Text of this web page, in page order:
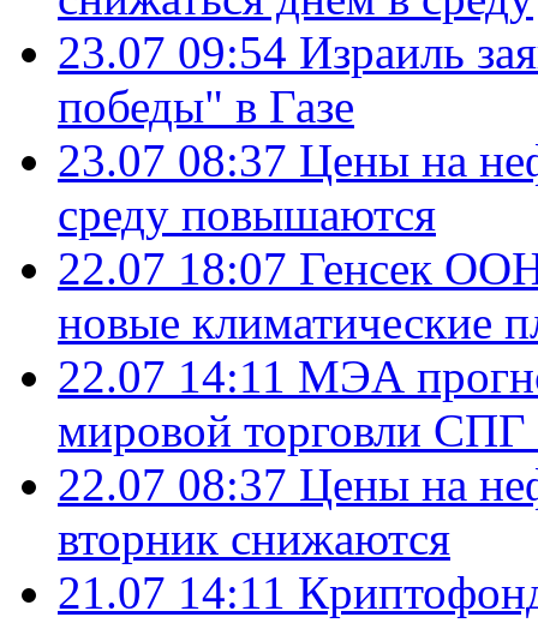
23.07 09:54 Израиль
победы" в Газе
23.07 08:37 Цены на
среду повышаются
22.07 18:07 Генсек ООН
новые климатические
22.07 14:11 МЭА
мировой торговли СПГ
22.07 08:37 Цены на
вторник снижаются
21.07 14:11